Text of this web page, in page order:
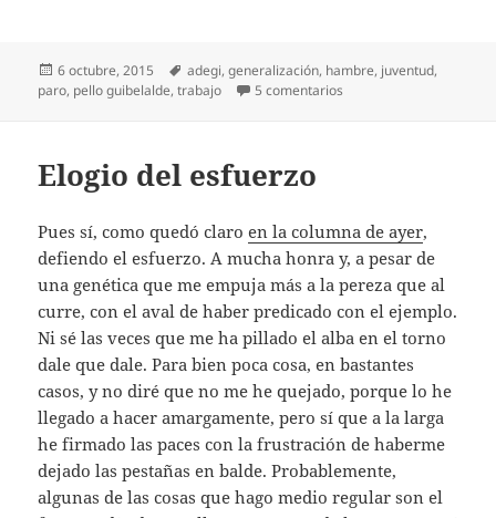
Publicado
el
6 octubre, 2015 Etiquetas
adegi,generalización, hambre, juventud,
paro, pello guibelalde,trabajo 5 comentarios
Elogio del esfuerzo
Pues sí, como quedó claroen la columna de ayer,
defiendo el esfuerzo. A mucha honra y, a pesar de
una genética que me empuja más a la pereza que al
curre, con el aval de haber predicado con el ejemplo.
Ni sé las veces que me ha pillado el alba en el torno
dale que dale. Para bien poca cosa, en bastantes
casos, y no diré que no me he quejado, porque lo he
llegado a hacer amargamente, pero sí que a la larga
he firmado las paces con la frustración de haberme
dejado las pestañas en balde. Probablemente,
algunas de las cosas que hago medio regular son el